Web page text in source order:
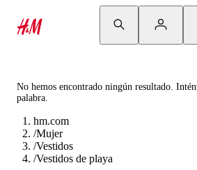
No hemos encontrado ningún resultado.
palabra.
hm.com
/Mujer
/Vestidos
/Vestidos de playa